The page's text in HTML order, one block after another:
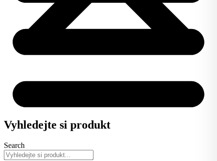
Vyhledejte si produkt
Search